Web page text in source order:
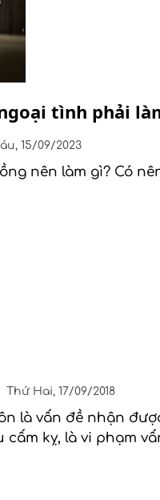
tình phải
15/09/2023
nên làm gì? Có
Thứ Hai, 17/09/2018
là vấn đề nhận
cấm kỵ, là vi phạm